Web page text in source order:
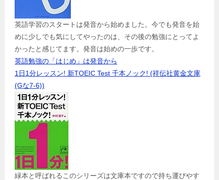
英語学習のスタートは発音から始めました。今でも発音を始
めに少しでも気にしてやったのは、その後の勉強にとってよ
かったと感じてます。発音は始めの一歩です。
英語勉強の「はじめ」は発音から
1日1分レッスン! 新TOEIC Test 千本ノック! (祥伝社黄金文庫
(Gな7-6))
緑本と呼ばれるこのシリーズは文庫本ですので持ち運びやす